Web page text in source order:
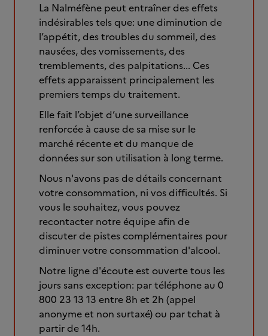
La Nalméfène peut entraîner des effets
indésirables tels que: une diminution de
l’appétit, des troubles du sommeil, des
nausées, des vomissements, des
tremblements, des palpitations... Ces
effets apparaissent principalement les
premiers temps du traitement.
Elle fait l’objet d’une surveillance
renforcée à cause de sa mise sur le
marché récente et du manque de
données sur son utilisation à long terme.
Nous n'avons pas de détails concernant
votre consommation, ni vos difficultés. Si
vous le souhaitez, vous pouvez
recontacter notre équipe afin de
discuter de pistes complémentaires pour
diminuer votre consommation d'alcool.
Notre ligne d'écoute est ouverte tous les
jours sans exception: par téléphone au 0
800 23 13 13 entre 8h et 2h (appel
anonyme et non surtaxé) ou par tchat à
partir de 14h.